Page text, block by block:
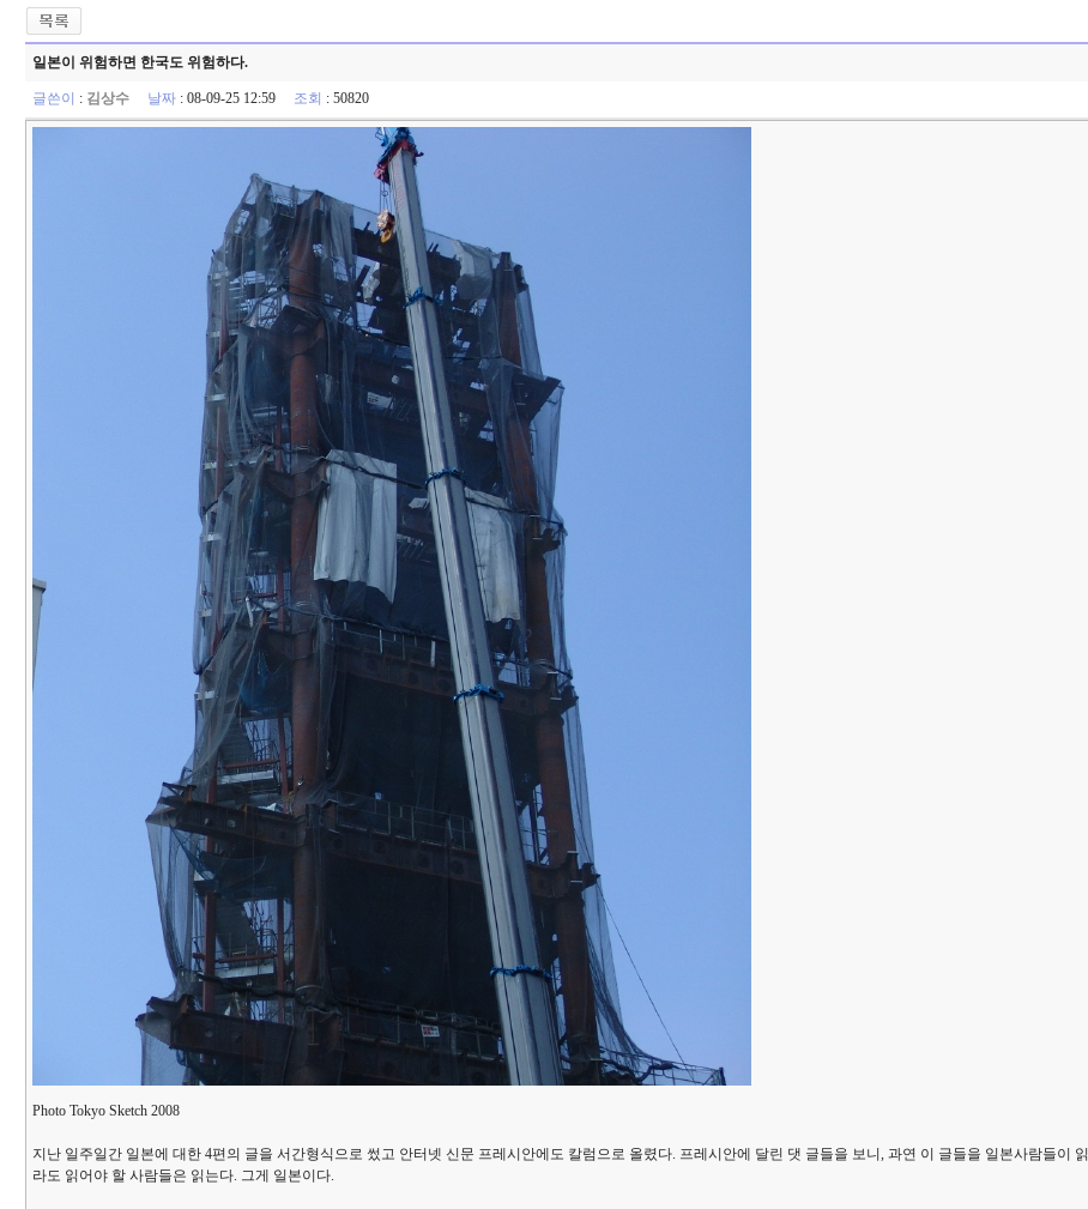
일본이 위험하면 한국도 위험하다.
글쓴이 : 김상수 날짜: 08-09-25 12:59 조회 : 50820
Photo Tokyo Sketch 2008
지난 일주일간 일본에 대한 4편의 글을 서간형식으로 썼고 안터넷 신문 프레시안에도 칼럼으로 올렸다. 프레시안에 달린 댓 글들을 보니, 과연 이 글들을 일본사람들이
라도 읽어야 할 사람들은 읽는다. 그게 일본이다.